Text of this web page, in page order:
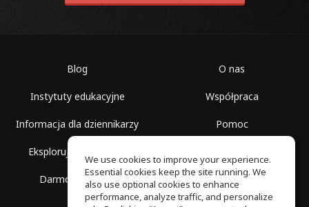
Blog
Instytuty edukacyjne
Informacja dla dziennikarzy
Eksploruj przestrzenie
Darmowa szkoła
O nas
Współpraca
Pomoc
Polityka prywatności
We use cookies to improve your experience.
Essential cookies keep the site running. We
also use optional cookies to enhance
performance, analyze traffic, and personalize